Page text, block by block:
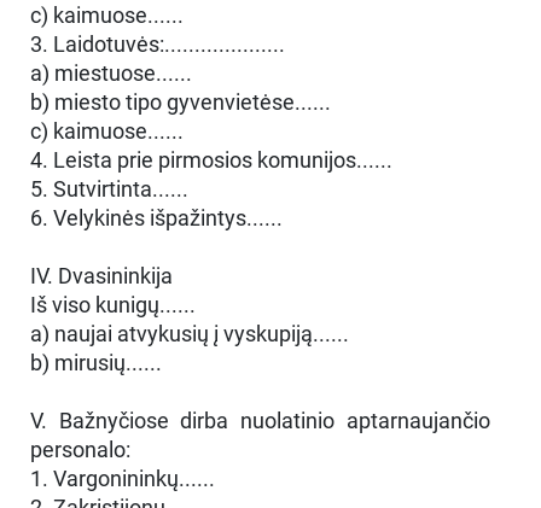
c) kaimuose......
3. Laidotuvės:....................
a) miestuose......
b) miesto tipo gyvenvietėse......
c) kaimuose......
4. Leista prie pirmosios komunijos......
5. Sutvirtinta......
6. Velykinės išpažintys......
IV. Dvasininkija
Iš viso kunigų......
a) naujai atvykusių į vyskupiją......
b) mirusių......
V. Bažnyčiose dirba nuolatinio aptarnaujančio
personalo:
1. Vargonininkų......